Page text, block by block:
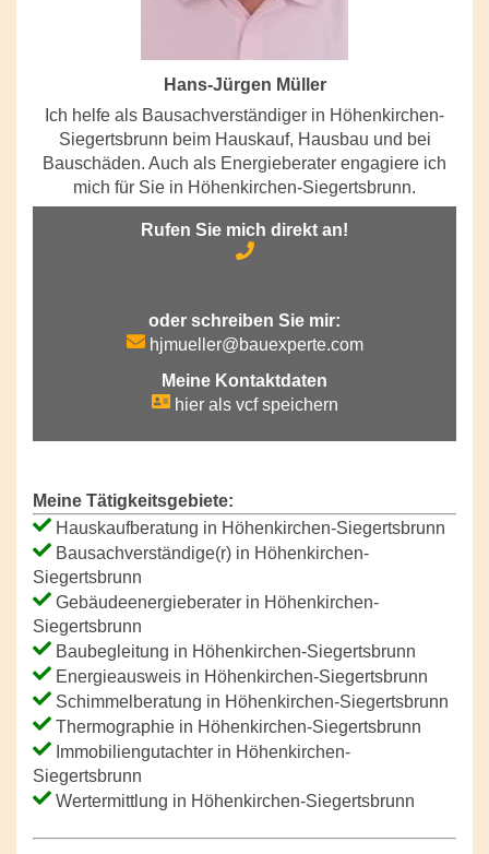
Hans-Jürgen Müller
Ich helfe als Bausachverständiger in Höhenkirchen-
Siegertsbrunn beim Hauskauf, Hausbau und bei
Bauschäden. Auch als Energieberater engagiere ich
mich für Sie in Höhenkirchen-Siegertsbrunn.
Rufen Sie mich direkt an!
oder schreiben Sie mir:
hjmueller@bauexperte.com
Meine Kontaktdaten
hier als vcf speichern
Meine Tätigkeitsgebiete:
Hauskaufberatung in Höhenkirchen-Siegertsbrunn
Bausachverständige(r) in Höhenkirchen-
Siegertsbrunn
Gebäudeenergieberater in Höhenkirchen-
Siegertsbrunn
Baubegleitung in Höhenkirchen-Siegertsbrunn
Energieausweis in Höhenkirchen-Siegertsbrunn
Schimmelberatung in Höhenkirchen-Siegertsbrunn
Thermographie in Höhenkirchen-Siegertsbrunn
Immobiliengutachter in Höhenkirchen-
Siegertsbrunn
Wertermittlung in Höhenkirchen-Siegertsbrunn